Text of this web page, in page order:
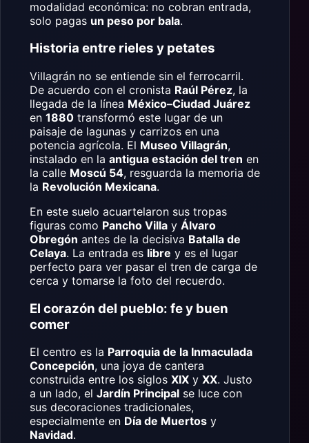
modalidad económica: no cobran entrada,
solo pagas un peso por bala.
Historia entre rieles y petates
Villagrán no se entiende sin el ferrocarril.
De acuerdo con el cronista Raúl Pérez, la
llegada de la línea México–Ciudad Juárez
en 1880 transformó este lugar de un
paisaje de lagunas y carrizos en una
potencia agrícola. El Museo Villagrán,
instalado en la antigua estación del tren en
la calle Moscú 54, resguarda la memoria de
la Revolución Mexicana.
En este suelo acuartelaron sus tropas
figuras como Pancho Villa y Álvaro
Obregón antes de la decisiva Batalla de
Celaya. La entrada es libre y es el lugar
perfecto para ver pasar el tren de carga de
cerca y tomarse la foto del recuerdo.
El corazón del pueblo: fe y buen
comer
El centro es la Parroquia de la Inmaculada
Concepción, una joya de cantera
construida entre los siglos XIX y XX. Justo
a un lado, el Jardín Principal se luce con
sus decoraciones tradicionales,
especialmente en Día de Muertos y
Navidad.